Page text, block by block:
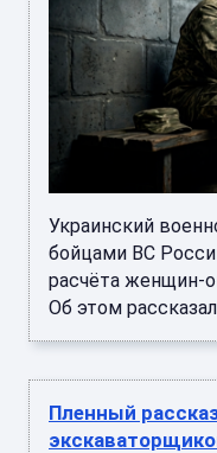
Украинский
бойцами ВС
расчёта женщин-
Об этом
Пленный